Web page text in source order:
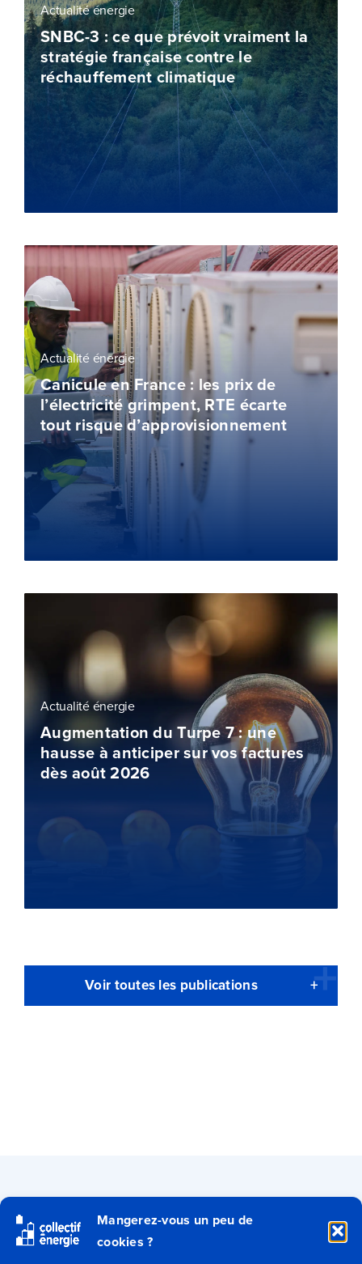
Mangerez-vous un peu de
cookies ?
Actualité énergie
SNBC-3 : ce que prévoit vraiment la
stratégie française contre le
réchauffement climatique
Actualité énergie
Canicule en France : les prix de
l’électricité grimpent, RTE écarte
tout risque d’approvisionnement
Actualité énergie
Augmentation du Turpe 7 : une
hausse à anticiper sur vos factures
dès août 2026
Voir toutes les publications
Secteurs